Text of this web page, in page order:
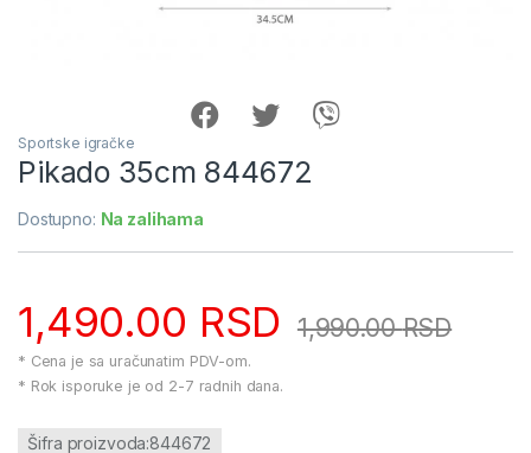
Sportske igračke
Pikado 35cm 844672
Dostupno: Na zalihama
1,490.00 RSD 1,990.00RSD
* Cena je sa uračunatim PDV-om.
* Rok isporuke je od 2-7 radnih dana.
Šifra proizvoda:844672